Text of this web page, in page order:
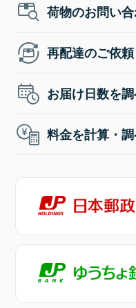
荷物のお問い
再配達のご依頼
お届け日数を
料金を計算・